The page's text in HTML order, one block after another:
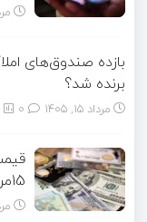
بازده صندوق‌های
برنده شد؟
مرداد ۱۵, ۱۴۰۵
15مرداد/ افزایش قیمت ها + جدول